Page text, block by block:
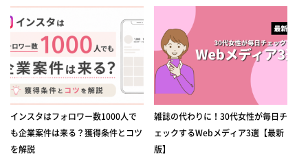
インスタはフォロワー数1000人で
も企業案件は来る？獲得条件とコツ
を解説
雑誌の代わりに！30代女性が毎日チ
ェックするWebメディア3選【最新
版】